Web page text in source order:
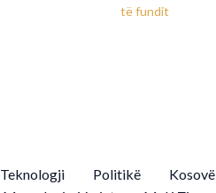
të fundit
Teknologji Politikë Kosovë